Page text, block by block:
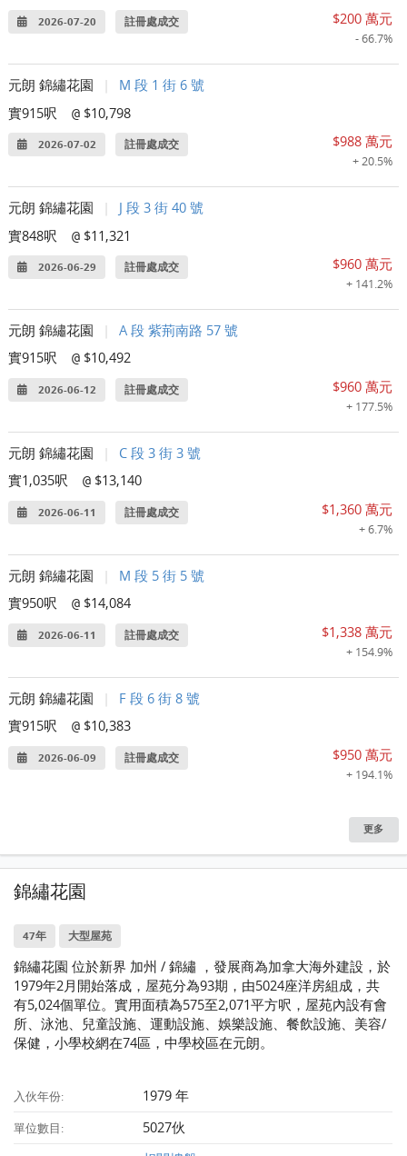
2026-07-20 註冊處成交 $200 萬元
- 66.7%
元朗 錦繡花園
M 段 1 街 6 號
實915呎
@ $10,798
2026-07-02 註冊處成交 $988 萬元
+ 20.5%
元朗 錦繡花園
J 段 3 街 40 號
實848呎
@ $11,321
2026-06-29 註冊處成交 $960 萬元
+ 141.2%
元朗 錦繡花園
A 段 紫荊南路 57 號
實915呎
@ $10,492
2026-06-12 註冊處成交 $960 萬元
+ 177.5%
元朗 錦繡花園
C 段 3 街 3 號
實1,035呎
@ $13,140
2026-06-11 註冊處成交 $1,360 萬元
+ 6.7%
元朗 錦繡花園
M 段 5 街 5 號
實950呎
@ $14,084
2026-06-11 註冊處成交 $1,338 萬元
+ 154.9%
元朗 錦繡花園
F 段 6 街 8 號
實915呎
@ $10,383
2026-06-09 註冊處成交 $950 萬元
+ 194.1%
更多
錦繡花園
47年 大型屋苑
錦繡花園 位於新界 加州 / 錦繡 ，發展商為加拿大海外建設，於
1979年2月開始落成，屋苑分為93期，由5024座洋房組成，共
有5,024個單位。實用面積為575至2,071平方呎，屋苑內設有會
所、泳池、兒童設施、運動設施、娛樂設施、餐飲設施、美容/
保健，小學校網在74區，中學校區在元朗。
入伙年份: 1979 年
單位數目:
5027伙